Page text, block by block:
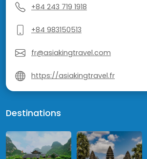
+84 243 719 1918
+84 983150513
fr@asiakingtravel.com
https://asiakingtravel.fr
Destinations